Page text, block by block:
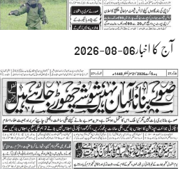
آج کا اخبار06-08-2026